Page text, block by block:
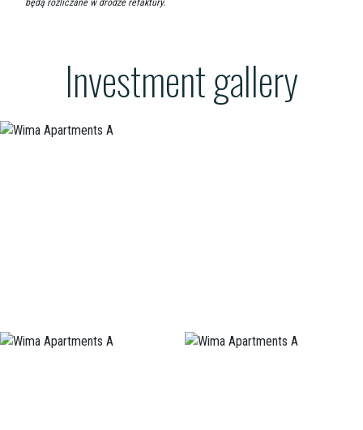
będą rozliczane w drodze refaktury.
Investment gallery